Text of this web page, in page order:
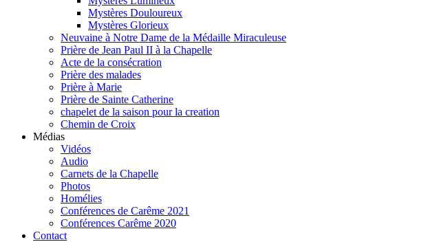
Mystères Douloureux
Mystères Glorieux
Neuvaine à Notre Dame de la Médaille Miraculeuse
Prière de Jean Paul II à la Chapelle
Acte de la consécration
Prière des malades
Prière à Marie
Prière de Sainte Catherine
chapelet de la saison pour la creation
Chemin de Croix
Médias
Vidéos
Audio
Carnets de la Chapelle
Photos
Homélies
Conférences de Carême 2021
Conférences Carême 2020
Contact